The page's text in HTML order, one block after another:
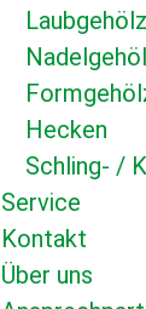
Hecken
Schling- /
Service
Kontakt
Über uns